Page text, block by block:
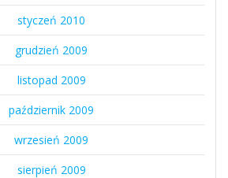
styczeń 2010
grudzień 2009
listopad 2009
październik 2009
wrzesień 2009
sierpień 2009